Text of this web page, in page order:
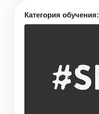
Категория обучения: